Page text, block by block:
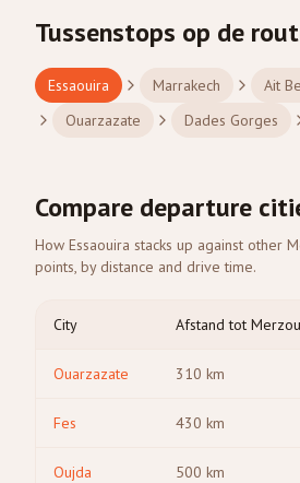
Tussenstops op de
Essaouira Marrakech
Ait
Ouarzazate
Dades Gorges
Compare departure
How Essaouira stacks up against other
points, by distance and drive time.
City Afstand tot
Ouarzazate 310 km
Fes 430 km
Oujda 500 km